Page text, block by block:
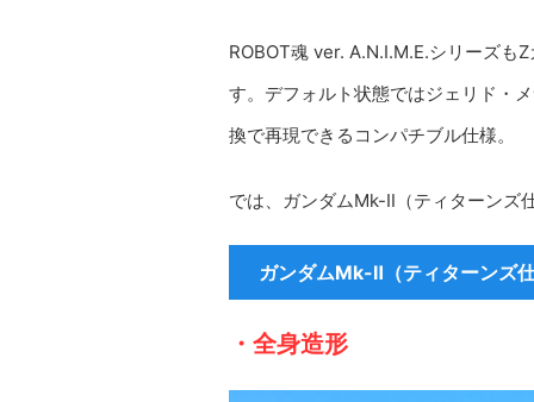
ROBOT魂 ver. A.N.I.M.E.シリーズも
す。デフォルト状態ではジェリド・
換で再現できるコンパチブル仕様。
では、ガンダムMk-Ⅱ（ティターンズ
ガンダムMk-Ⅱ（ティターンズ
・全身造形